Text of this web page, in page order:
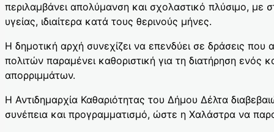
περιλαμβάνει απολύμανση και σχολαστικό πλύσιμο, με
υγείας, ιδιαίτερα κατά τους θερινούς μήνες.
Η δημοτική αρχή συνεχίζει να επενδύει σε δράσεις
πολιτών παραμένει καθοριστική για τη διατήρηση
απορριμμάτων.
Η Αντιδημαρχία Καθαριότητας του Δήμου Δέλτα
συνέπεια και προγραμματισμό, ώστε η Χαλάστρα να